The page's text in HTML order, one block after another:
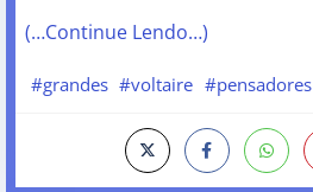
(…Continue Lendo…)
#grandes #voltaire #pensadores